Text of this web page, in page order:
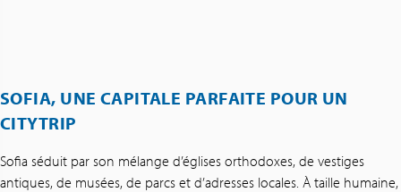
SOFIA, UNE CAPITALE PARFAITE POUR UN
CITYTRIP
Sofia séduit par son mélange d’églises orthodoxes, de vestiges
antiques, de musées, de parcs et d’adresses locales. À taille humaine,